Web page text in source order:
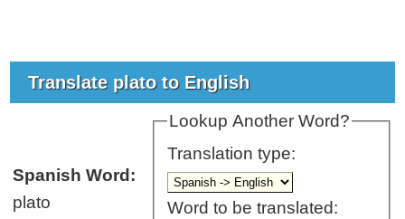
Translate plato to English
Lookup Another Word?
Translation type:
Word to be translated:
Spanish Word:
plato